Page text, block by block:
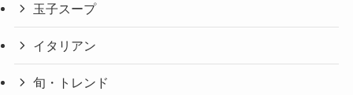
玉子スープ
イタリアン
旬・トレンド